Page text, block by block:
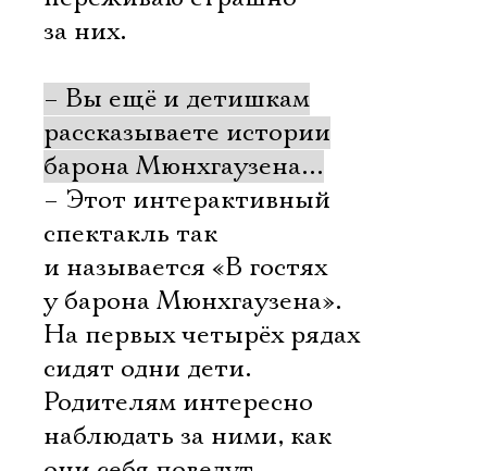
за них.
– Вы ещё и детишкам
рассказываете истории
барона Мюнхгаузена…
– Этот интерактивный
спектакль так
и называется «В гостях
у барона Мюнхгаузена».
На первых четырёх рядах
сидят одни дети.
Родителям интересно
наблюдать за ними, как
Ознакомиться